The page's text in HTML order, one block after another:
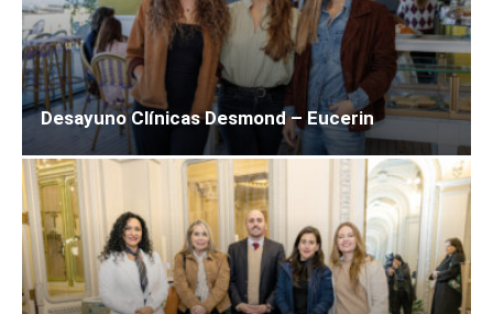
Desayuno Clínicas Desmond – Eucerin